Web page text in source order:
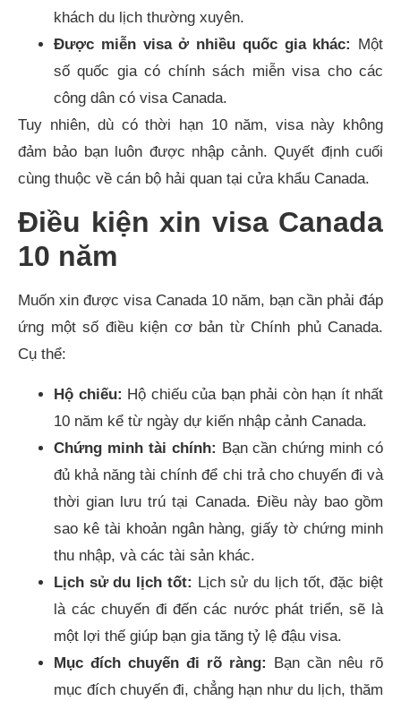
khách du lịch thường xuyên.
Được miễn visa ở nhiều quốc gia khác: Một
số quốc gia có chính sách miễn visa cho các
công dân có visa Canada.
Tuy nhiên, dù có thời hạn 10 năm, visa này không
đảm bảo bạn luôn được nhập cảnh. Quyết định cuối
cùng thuộc về cán bộ hải quan tại cửa khẩu Canada.
Điều kiện xin visa Canada
10 năm
Muốn xin được visa Canada 10 năm, bạn cần phải đáp
ứng một số điều kiện cơ bản từ Chính phủ Canada.
Cụ thể:
Hộ chiếu: Hộ chiếu của bạn phải còn hạn ít nhất
10 năm kể từ ngày dự kiến nhập cảnh Canada.
Chứng minh tài chính: Bạn cần chứng minh có
đủ khả năng tài chính để chi trả cho chuyến đi và
thời gian lưu trú tại Canada. Điều này bao gồm
sao kê tài khoản ngân hàng, giấy tờ chứng minh
thu nhập, và các tài sản khác.
Lịch sử du lịch tốt: Lịch sử du lịch tốt, đặc biệt
là các chuyến đi đến các nước phát triển, sẽ là
một lợi thế giúp bạn gia tăng tỷ lệ đậu visa.
Mục đích chuyến đi rõ ràng: Bạn cần nêu rõ
mục đích chuyến đi, chẳng hạn như du lịch, thăm